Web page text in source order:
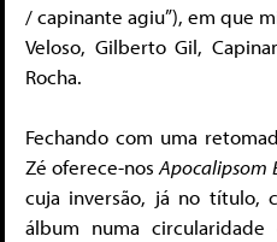
/ capinante agiu”), em que
Veloso, Gilberto Gil,
Rocha.
Fechando com uma
Zé oferece-nosApocalipsom
cuja inversão, já no título,
álbum numa